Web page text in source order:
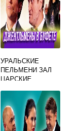
УРАЛЬСКИЕ
ПЕЛЬМЕНИ ЗАЛ
ЦАРСКИЕ